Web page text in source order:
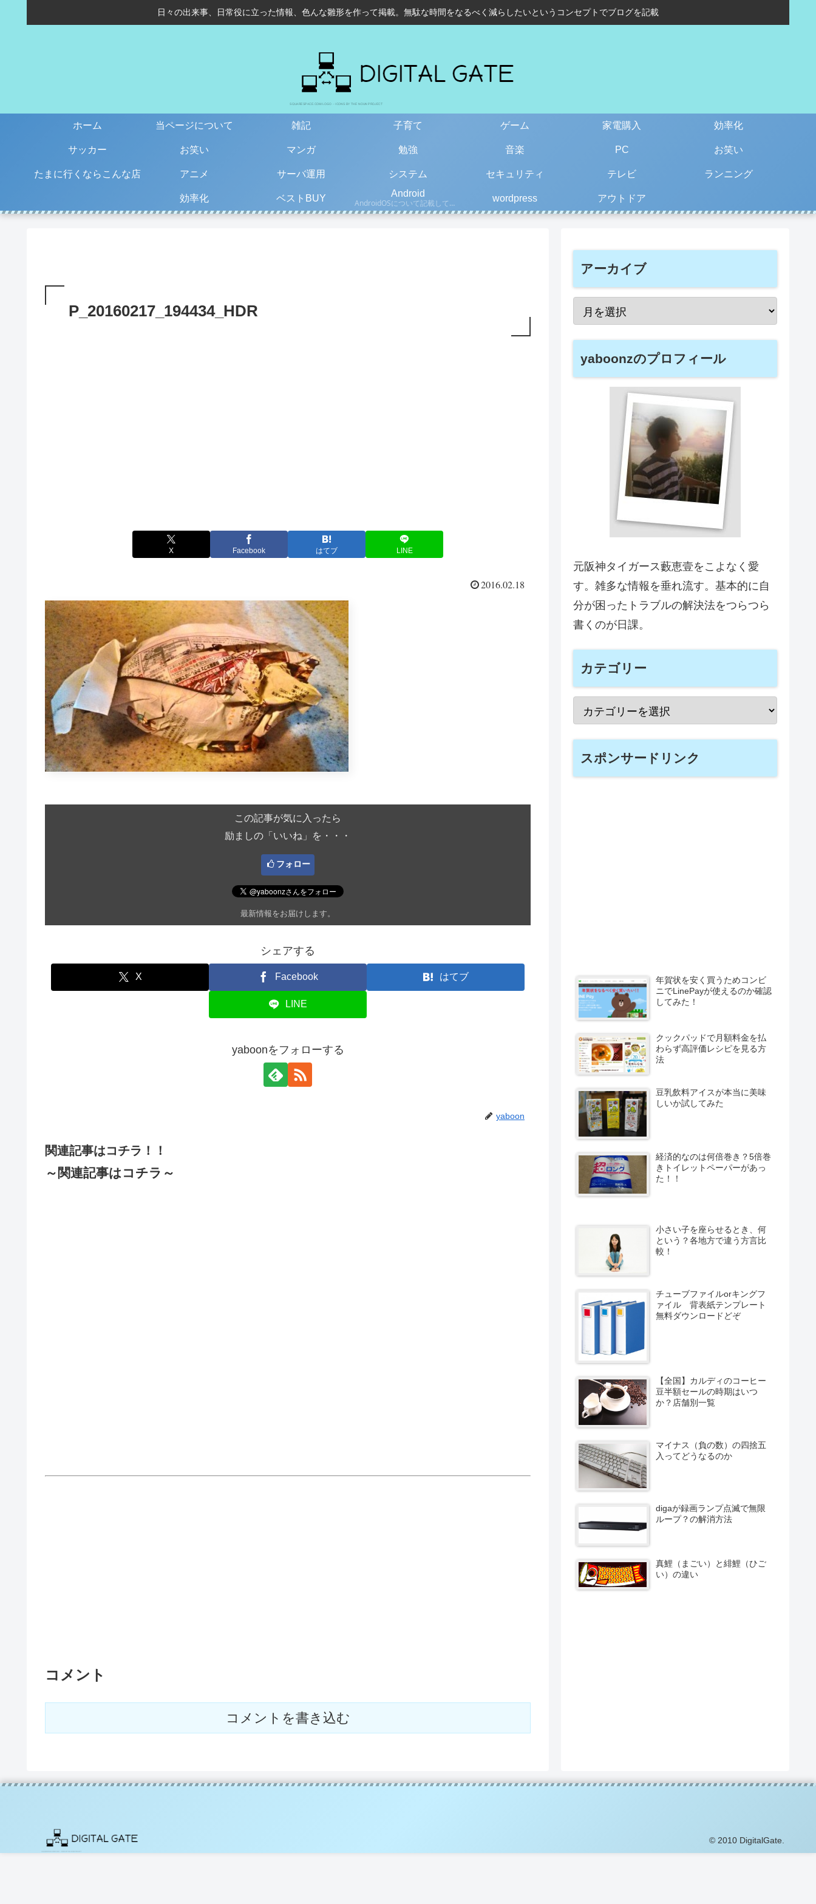
日々の出来事、日常役に立った情報、色んな雛形を作って掲載。無駄な時間をなるべく減らしたいというコンセプトでブログを記載
ホーム 当ページについて 雑記 子育て ゲーム 家電購入 効率化
サッカー お笑い マンガ 勉強 音楽 PC お笑い
たまに行くならこんな店 アニメ サーバ運用 システム セキュリティ テレビ ランニング
効率化 ベストBUY
Android
AndroidOSについて記載しています。古い情報もあるので、更新日を確認して下さい。
wordpress アウトドア
P_20160217_194434_HDR
X Facebook はてブ LINE
2016.02.18
この記事が気に入ったら
励ましの「いいね」を・・・
フォロー
最新情報をお届けします。
シェアする
X Facebook はてブ
LINE
yaboonをフォローする
yaboon
関連記事はコチラ！！
～関連記事はコチラ～
コメント
コメントを書き込む
アーカイブ
yaboonzのプロフィール
元阪神タイガース藪恵壹をこよなく愛
す。雑多な情報を垂れ流す。基本的に自
分が困ったトラブルの解決法をつらつら
書くのが日課。
カテゴリー
スポンサードリンク
年賀状を安く買うためコンビ
ニでLinePayが使えるのか確認
してみた！
クックパッドで月額料金を払
わらず高評価レシピを見る方
法
豆乳飲料アイスが本当に美味
しいか試してみた
経済的なのは何倍巻き？5倍巻
きトイレットペーパーがあっ
た！！
小さい子を座らせるとき、何
という？各地方で違う方言比
較！
チューブファイルorキングフ
ァイル 背表紙テンプレート
無料ダウンロードどぞ
【全国】カルディのコーヒー
豆半額セールの時期はいつ
か？店舗別一覧
マイナス（負の数）の四捨五
入ってどうなるのか
digaが録画ランプ点滅で無限
ループ？の解消方法
真鯉（まごい）と緋鯉（ひご
い）の違い
© 2010 DigitalGate.